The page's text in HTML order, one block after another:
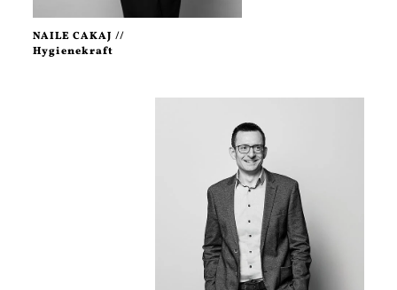
NAILE CAKAJ //
Hygienekraft